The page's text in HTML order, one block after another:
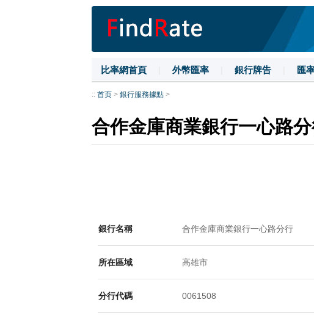
比率網首頁 外幣匯率 銀行牌告 匯
:: 首页> 銀行服務據點>
合作金庫商業銀行一心路
銀行名稱 合作金庫商業銀行一心路分行
所在區域 高雄市
分行代碼 0061508